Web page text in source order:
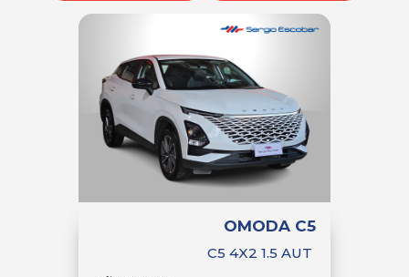
OMODA C5
C5 4X2 1.5 AUT